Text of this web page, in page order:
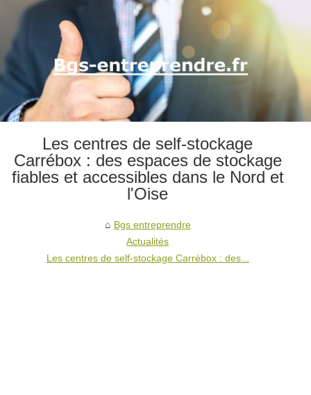
Les centres de self-stockage
Carrébox : des espaces de stockage
fiables et accessibles dans le Nord et
l'Oise
Bgs entreprendre
Actualités
Les centres de self-stockage Carrébox : des...